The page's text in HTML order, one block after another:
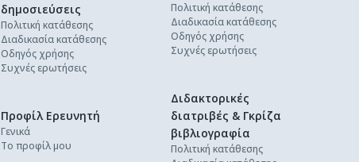
δημοσιεύσεις
Πολιτική κατάθεσης
Διαδικασία κατάθεσης
Οδηγός χρήσης
Συχνές ερωτήσεις
Πολιτική κατάθεσης
Διαδικασία κατάθεσης
Οδηγός χρήσης
Συχνές ερωτήσεις
Διδακτορικές
διατριβές & Γκρίζα
βιβλιογραφία
Πολιτική κατάθεσης
Προφίλ Ερευνητή
Γενικά
Το προφίλ μου